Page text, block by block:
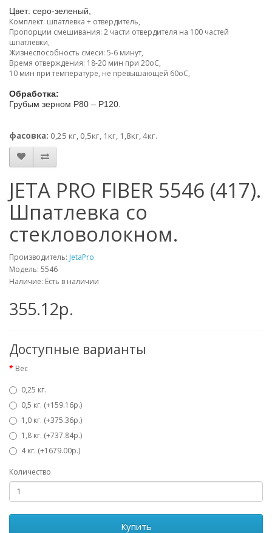
Цвет: серо-зеленый,
Комплект: шпатлевка + отвердитель,
Пропорции смешивания: 2 части отвердителя на 100 частей
шпатлевки,
Жизнеспособность смеси: 5-6 минут,
Время отверждения: 18-20 мин при 20oC,
10 мин при температуре, не превышающей 60oC,
Обработка:
Грубым зерном Р80 – Р120.
фасовка: 0,25 кг, 0,5кг, 1кг, 1,8кг, 4кг.
JETA PRO FIBER 5546 (417).
Шпатлевка со
стекловолокном.
Производитель: JetaPro
Модель: 5546
Наличие: Есть в наличии
355.12р.
Доступные варианты
Вес
0,25 кг.
0,5 кг. (+159.16р.)
1,0 кг. (+375.36р.)
1,8 кг. (+737.84р.)
4 кг. (+1679.00р.)
Количество
Купить